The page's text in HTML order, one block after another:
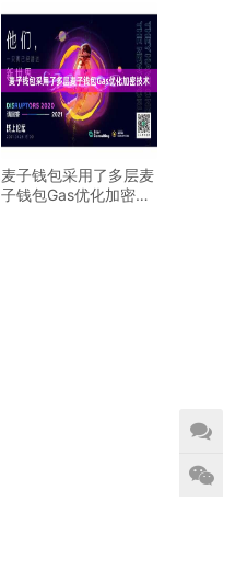
麦子钱包采用了多层麦
子钱包Gas优化加密技